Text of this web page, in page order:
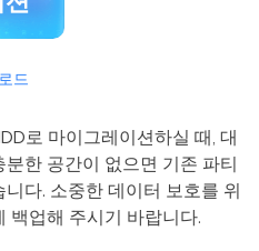
드
로 마이그레이션하실 때, 대
한 공간이 없으면 기존 파티
다. 소중한 데이터 보호를 위
백업해 주시기 바랍니다.